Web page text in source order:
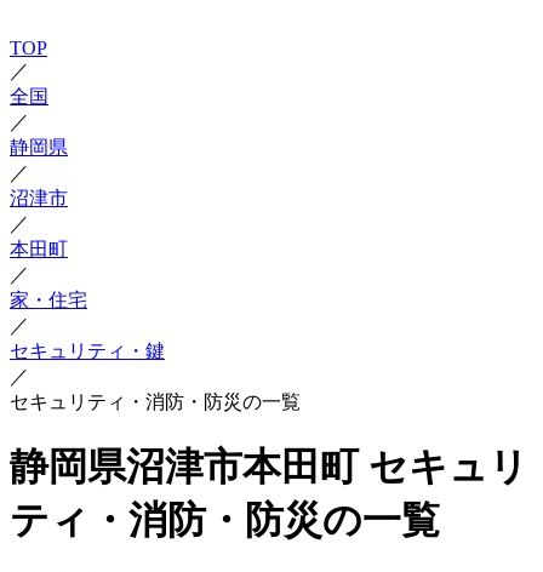
TOP
／
全国
／
静岡県
／
沼津市
／
本田町
／
家・住宅
／
セキュリティ・鍵
／
セキュリティ・消防・防災の一覧
静岡県沼津市本田町 セキュリ
ティ・消防・防災の一覧